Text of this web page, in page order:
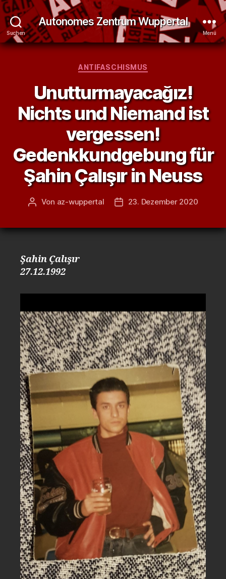
Suchen
Autonomes Zentrum Wuppertal
Menü
Kategorien
ANTIFASCHISMUS
Unutturmayacağız!
Nichts und Niemand ist
vergessen!
Gedenkkundgebung für
Şahin Çalışır in Neuss
Beitragsautor
Von az-wuppertal Veröffentlichungsdatum
23. Dezember 2020
Şahin Çalışır
27.12.1992